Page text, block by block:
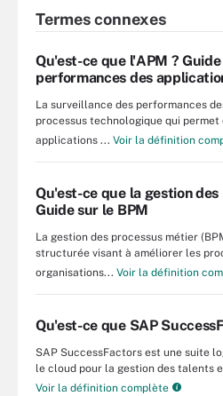
Termes connexes
Qu'est-ce que l'APM ?
performances des
La surveillance des performances
processus technologique qui
applications ... Voir la définition
Qu'est-ce que la gestion
Guide sur le BPM
La gestion des processus métier
structurée visant à améliorer les
organisations... Voir la définition
Qu'est-ce que SAP
SAP SuccessFactors est une suite
le cloud pour la gestion des talents
Voir la définition complète